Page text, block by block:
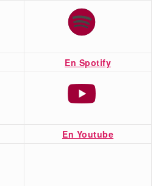
En Spotify
En Youtube